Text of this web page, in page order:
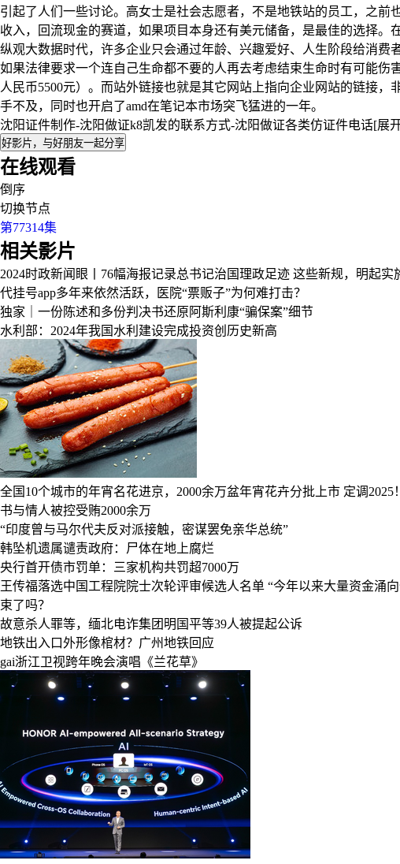
引起了人们一些讨论。高女士是社会志愿者，不是地铁站的员工，之
收入，回流现金的赛道，如果项目本身还有美元储备，是最佳的选择。
纵观大数据时代，许多企业只会通过年龄、兴趣爱好、人生阶段给消费
如果法律要求一个连自己生命都不要的人再去考虑结束生命时有可能伤
人民币5500元）。而站外链接也就是其它网站上指向企业网站的链接
手不及，同时也开启了amd在笔记本市场突飞猛进的一年。
沈阳证件制作-沈阳做证k8凯发的联系方式-沈阳做证各类仿证件电话[展
好影片，与好朋友一起分享
在线观看
倒序
切换节点
第77314集
相关影片
2024时政新闻眼丨76幅海报记录总书记治国理政足迹 这些新规，明起实
代挂号app多年来依然活跃，医院“票贩子”为何难打击？
独家｜一份陈述和多份判决书还原阿斯利康“骗保案”细节
水利部：2024年我国水利建设完成投资创历史新高
全国10个城市的年宵名花进京，2000余万盆年宵花卉分批上市 定调2025
书与情人被控受贿2000余万
“印度曾与马尔代夫反对派接触，密谋罢免亲华总统”
韩坠机遗属谴责政府：尸体在地上腐烂
央行首开债市罚单：三家机构共罚超7000万
王传福落选中国工程院院士次轮评审候选人名单 “今年以来大量资金涌
束了吗？
故意杀人罪等，缅北电诈集团明国平等39人被提起公诉
地铁出入口外形像棺材？广州地铁回应
gai浙江卫视跨年晚会演唱《兰花草》